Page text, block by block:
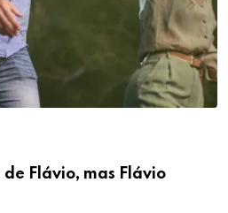
Flávio, mas Flávio